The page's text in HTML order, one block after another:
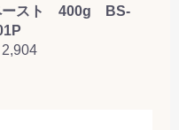
ースト 400g BS-
2,904